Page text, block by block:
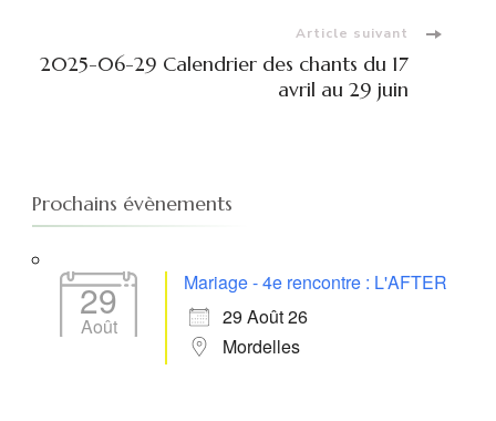
Article suivant
2025-06-29 Calendrier des chants du 17
avril au 29 juin
Prochains évènements
29
Août
Mariage - 4e rencontre : L'AFTER
29 Août 26
Mordelles